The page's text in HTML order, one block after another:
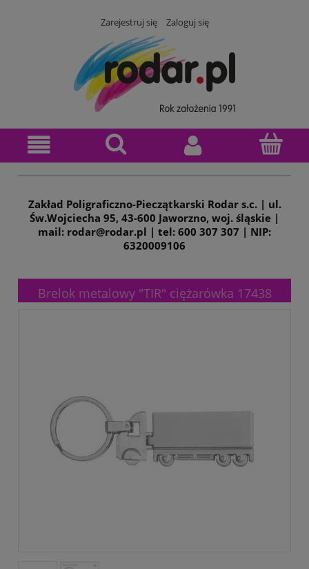
Zarejestruj się Zaloguj się
Zakład Poligraficzno-Pieczątkarski Rodar s.c. | ul.
Św.Wojciecha 95, 43-600 Jaworzno, woj. śląskie |
mail: rodar@rodar.pl | tel: 600 307 307 | NIP:
6320009106
Brelok metalowy "TIR" ciężarówka 17438